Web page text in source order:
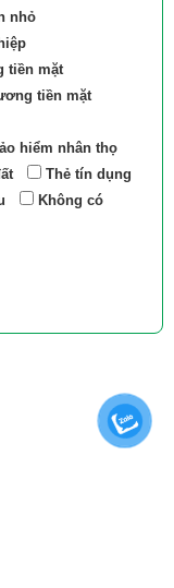
nhỏ
tiền mặt
tiền mặt
hiểm nhân thọ
Thẻ tín dụng
Không có